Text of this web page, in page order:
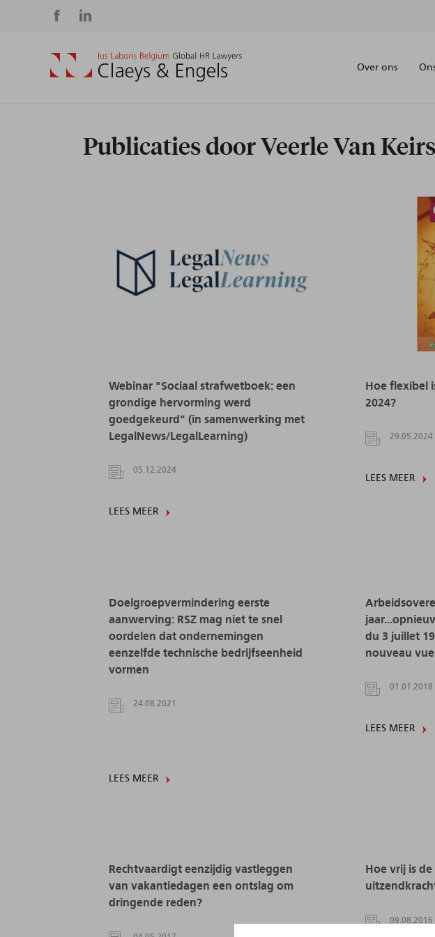
Social
media
Over ons
Publicaties door Veerle Van
Webinar "Sociaal strafwetboek: een
grondige hervorming werd
goedgekeurd" (in samenwerking met
LegalNews/LegalLearning)
05.12.2024
LEES MEER
Hoe flexibel
2024?
29.05.2024
LEES MEER
Doelgroepvermindering eerste
aanwerving: RSZ mag niet te snel
oordelen dat ondernemingen
eenzelfde technische bedrijfseenheid
vormen
24.08.2021
LEES MEER
du 3 juillet
nouveau
01.01.2018
LEES MEER
Rechtvaardigt eenzijdig vastleggen
van vakantiedagen een ontslag om
dringende reden?
Hoe vrij is
09.08.2016